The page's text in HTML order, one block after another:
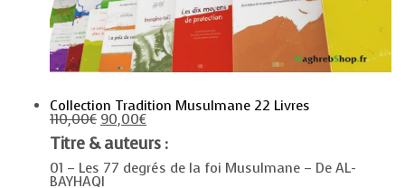
Collection Tradition Musulmane 22 Livres
110,00€ 90,00€
Titre & auteurs :
01 – Les 77 degrés de la foi Musulmane – De AL-
BAYHAQI